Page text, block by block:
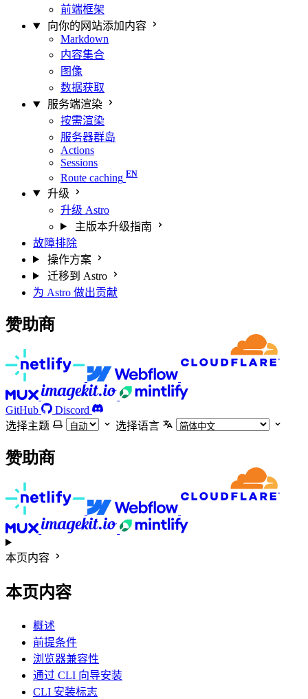
前端框架
向你的网站添加内容
Markdown
内容集合
图像
数据获取
服务端渲染
按需渲染
服务器群岛
Actions
Sessions
Route caching
升级
升级 Astro
主版本升级指南
故障排除
操作方案
迁移到 Astro
为 Astro 做出贡献
赞助商
GitHub
Discord
选择主题
选择语言
赞助商
本页内容
本页内容
概述
前提条件
浏览器兼容性
通过 CLI 向导安装
CLI 安装标志